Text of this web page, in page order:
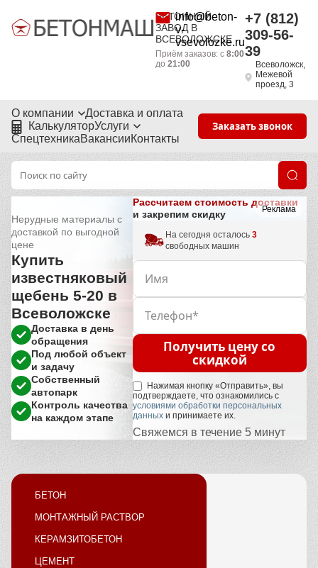
БЕТОННЫЙ
ЗАВОД В
ВСЕВОЛОЖСКЕ
info@beton-
v-
vsevolozke.ru
Приём заказов: с 8:00
до 21:00
+7 (812)
309-56-
39
Всеволожск,
Межевой
проезд, 3
О компании
Доставка и оплата
КалькуляторУслуги
СпецтехникаВакансииКонтакты
Заказать звонок
Реклама
Нерудные материалы с
доставкой по выгодной
цене
Купить
известняковый
щебень 5-20 в
Всеволожске
Доставка в день
обращения
Под любой объект
и задачу
Собственный
автопарк
Контроль качества
на каждом этапе
Рассчитаем стоимость доставки
и закрепим скидку
На сегодня осталось 3
свободных машин
Получить цену со
скидкой
Нажимая кнопку «Отправить», вы
подтверждаете, что ознакомились с
условиями обработки персональных
данныхи принимаете их.
Свяжемся в течение 5 минут
БЕТОН
МОНТАЖНЫЙ РАСТВОР
КЕРАМЗИТОБЕТОН
ЦЕМЕНТ